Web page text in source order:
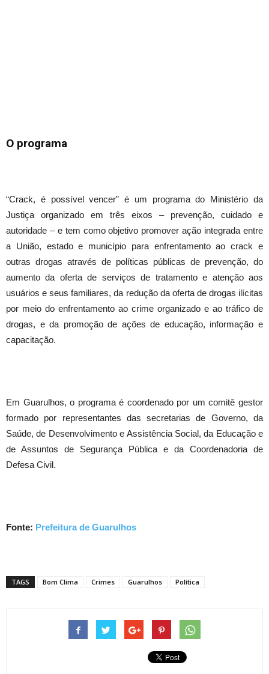
O programa
“Crack, é possível vencer” é um programa do Ministério da
Justiça organizado em três eixos – prevenção, cuidado e
autoridade – e tem como objetivo promover ação integrada entre
a União, estado e município para enfrentamento ao crack e
outras drogas através de políticas públicas de prevenção, do
aumento da oferta de serviços de tratamento e atenção aos
usuários e seus familiares, da redução da oferta de drogas ilícitas
por meio do enfrentamento ao crime organizado e ao tráfico de
drogas, e da promoção de ações de educação, informação e
capacitação.
Em Guarulhos, o programa é coordenado por um comitê gestor
formado por representantes das secretarias de Governo, da
Saúde, de Desenvolvimento e Assistência Social, da Educação e
de Assuntos de Segurança Pública e da Coordenadoria de
Defesa Civil.
Fonte: Prefeitura de Guarulhos
TAGS Bom Clima Crimes Guarulhos Política